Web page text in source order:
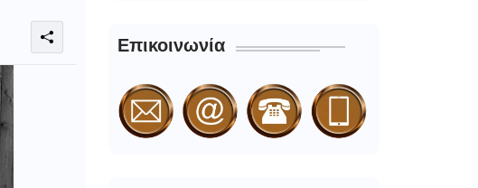
Επικοινωνία